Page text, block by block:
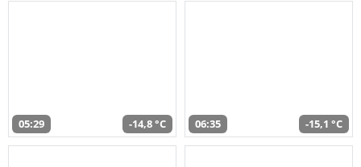
05:29 -14,8 °C 06:35 -15,1 °C